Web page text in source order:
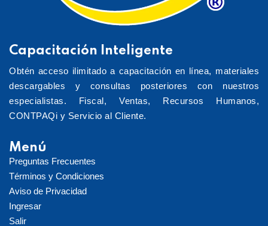
Capacitación Inteligente
Obtén acceso ilimitado a capacitación en línea, materiales
descargables y consultas posteriores con nuestros
especialistas. Fiscal, Ventas, Recursos Humanos,
CONTPAQi y Servicio al Cliente.
Menú
Preguntas Frecuentes
Términos y Condiciones
Aviso de Privacidad
Ingresar
Salir